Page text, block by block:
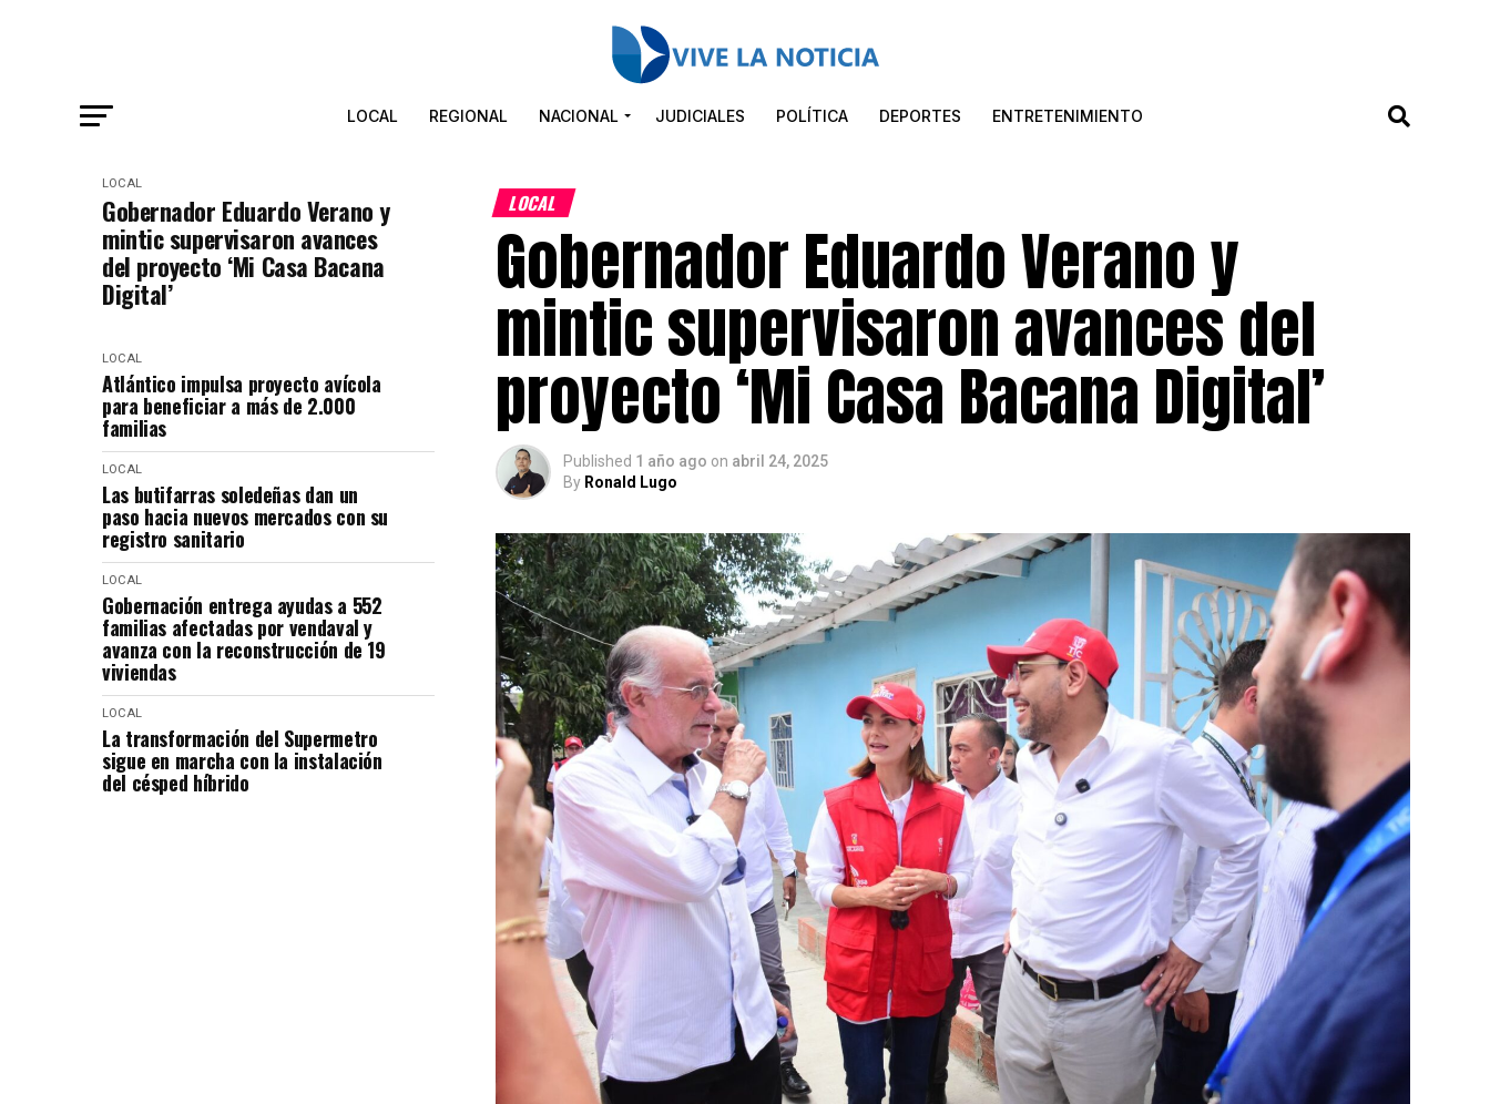
LOCAL REGIONAL NACIONAL JUDICIALES POLÍTICA DEPORTES ENTRETENIMIENTO
LOCAL
Gobernador Eduardo Verano y
mintic supervisaron avances
del proyecto ‘Mi Casa Bacana
Digital’
LOCAL
Atlántico impulsa proyecto avícola
para beneficiar a más de 2.000
familias
LOCAL
Las butifarras soledeñas dan un
paso hacia nuevos mercados con su
registro sanitario
LOCAL
Gobernación entrega ayudas a 552
familias afectadas por vendaval y
avanza con la reconstrucción de 19
viviendas
LOCAL
La transformación del Supermetro
sigue en marcha con la instalación
del césped híbrido
LOCAL
Gobernador Eduardo Verano y
mintic supervisaron avances del
proyecto ‘Mi Casa Bacana Digital’
Published 1 año ago on abril 24, 2025
By Ronald Lugo